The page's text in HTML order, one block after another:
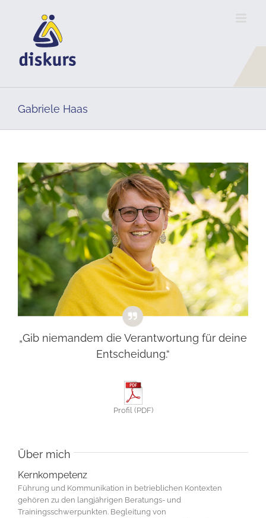
Gabriele Haas
„Gib niemandem die Verantwortung für deine
Entscheidung.“
Profil (PDF)
Über mich
Kernkompetenz
Führung und Kommunikation in betrieblichen Kontexten
gehören zu den langjährigen Beratungs- und
Trainingsschwerpunkten. Begleitung von